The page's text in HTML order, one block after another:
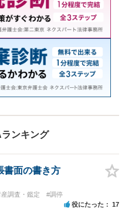
ンキング
書面の書き方
調査・鑑定 #調停
役にたった 17